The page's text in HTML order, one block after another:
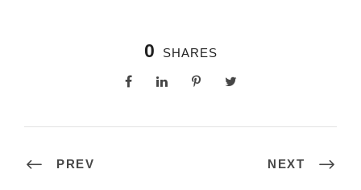
0 SHARES
PREV NEXT